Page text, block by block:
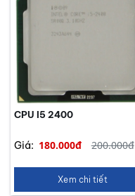
CPU I5 2400
Giá: 180.000đ 200.000đ
Xem chi tiết